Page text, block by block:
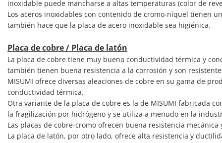
inoxidable puede mancharse a altas temperaturas (color de
Los aceros inoxidables con contenido de cromo-níquel tienen
también hace que la placa de acero inoxidable sea higiénica.
Placa de cobre / Placa de latón
La placa de cobre tiene muy buena conductividad térmica y
también tienen buena resistencia a la corrosión y son
MISUMI ofrece diversas aleaciones de cobre en su gama de
conductividad térmica.
Otra variante de la placa de cobre es la de MISUMI fabricada
la fragilización por hidrógeno y se utiliza a menudo en la
Las placas de cobre-cromo ofrecen buena resistencia
La placa de latón, por otro lado, ofrece alta resistencia y